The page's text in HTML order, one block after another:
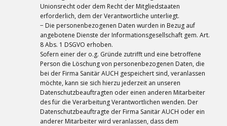
Unionsrecht oder dem Recht der Mitgliedstaaten
erforderlich, dem der Verantwortliche unterliegt.
− Die personenbezogenen Daten wurden in Bezug auf
angebotene Dienste der Informationsgesellschaft gem. Art.
8 Abs. 1 DSGVO erhoben.
Sofern einer der o.g. Gründe zutrifft und eine betroffene
Person die Löschung von personenbezogenen Daten, die
bei der Firma Sanitär AUCH gespeichert sind, veranlassen
möchte, kann sie sich hierzu jederzeit an unseren
Datenschutzbeauftragten oder einen anderen Mitarbeiter
des für die Verarbeitung Verantwortlichen wenden. Der
Datenschutzbeauftragte der Firma Sanitär AUCH oder ein
anderer Mitarbeiter wird veranlassen, dass dem